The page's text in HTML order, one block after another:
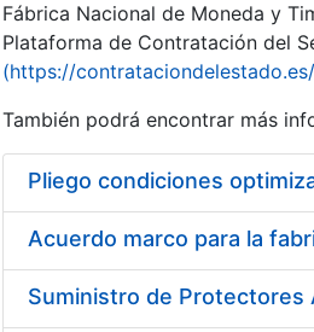
Erakutsi/Ezkutatu
Erakutsi/Ezkutatu
Erakutsi/Ezkutatu
Fábrica Nacional de Moneda y
Plataforma de Contratación del
(https://
También podrá encontrar más
Pliego condiciones
Acuerdo marco para la